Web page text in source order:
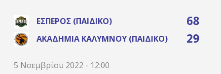
ΈΣΠΕΡΟΣ (ΠΑΙΔΙΚΌ) 68
ΑΚΑΔΗΜΊΑ ΚΑΛΎΜΝΟΥ (ΠΑΙΔΙΚΌ) 29
5 Νοεμβρίου 2022 - 12:00